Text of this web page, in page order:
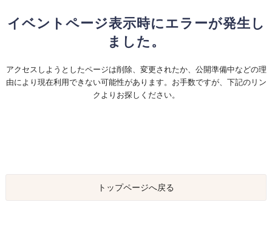
イベントページ表示時にエラーが発生し
ました。
アクセスしようとしたページは削除、変更されたか、公開準備中などの理
由により現在利用できない可能性があります。お手数ですが、下記のリン
クよりお探しください。
トップページへ戻る